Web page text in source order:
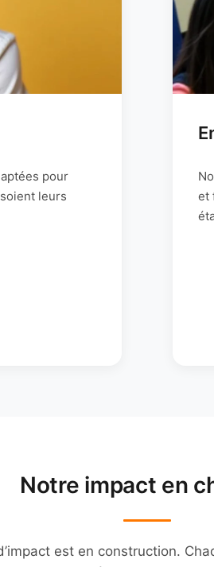
pour
leurs
et
Notre impact en
est en construction.